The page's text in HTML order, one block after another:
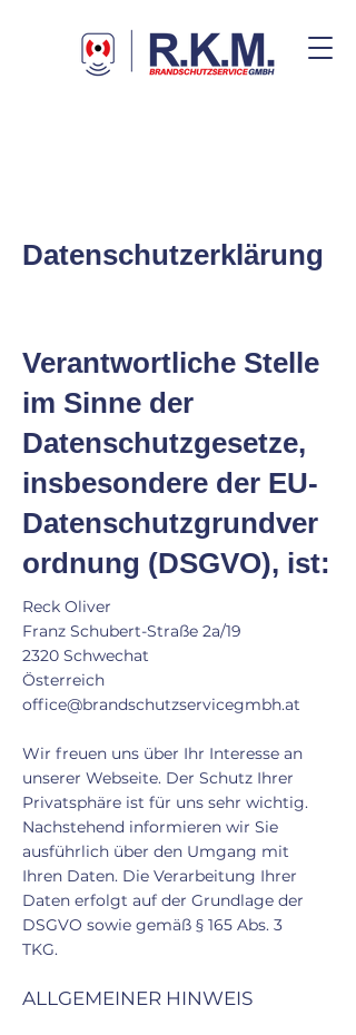
Datenschutzerklärung
Verantwortliche Stelle
im Sinne der
Datenschutzgesetze,
insbesondere der EU-
Datenschutzgrundver
ordnung (DSGVO), ist:
Reck Oliver
Franz Schubert-Straße 2a/19
2320 Schwechat
Österreich
office@brandschutzservicegmbh.at
Wir freuen uns über Ihr Interesse an
unserer Webseite. Der Schutz Ihrer
Privatsphäre ist für uns sehr wichtig.
Nachstehend informieren wir Sie
ausführlich über den Umgang mit
Ihren Daten. Die Verarbeitung Ihrer
Daten erfolgt auf der Grundlage der
DSGVO sowie gemäß § 165 Abs. 3
TKG.
ALLGEMEINER HINWEIS